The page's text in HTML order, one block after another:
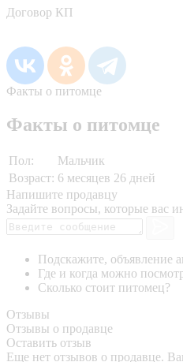
Договор КП
Факты о питомце
Факты о питомце
Пол:
Мальчик
Возраст: 6 месяцев 26 дней
Напишите продавцу
Задайте вопросы, которые вас
Подскажите, объявление
Где и когда можно
Сколько стоит питомец?
Отзывы
Отзывы о продавце
Оставить отзыв
Еще нет отзывов о продавце.